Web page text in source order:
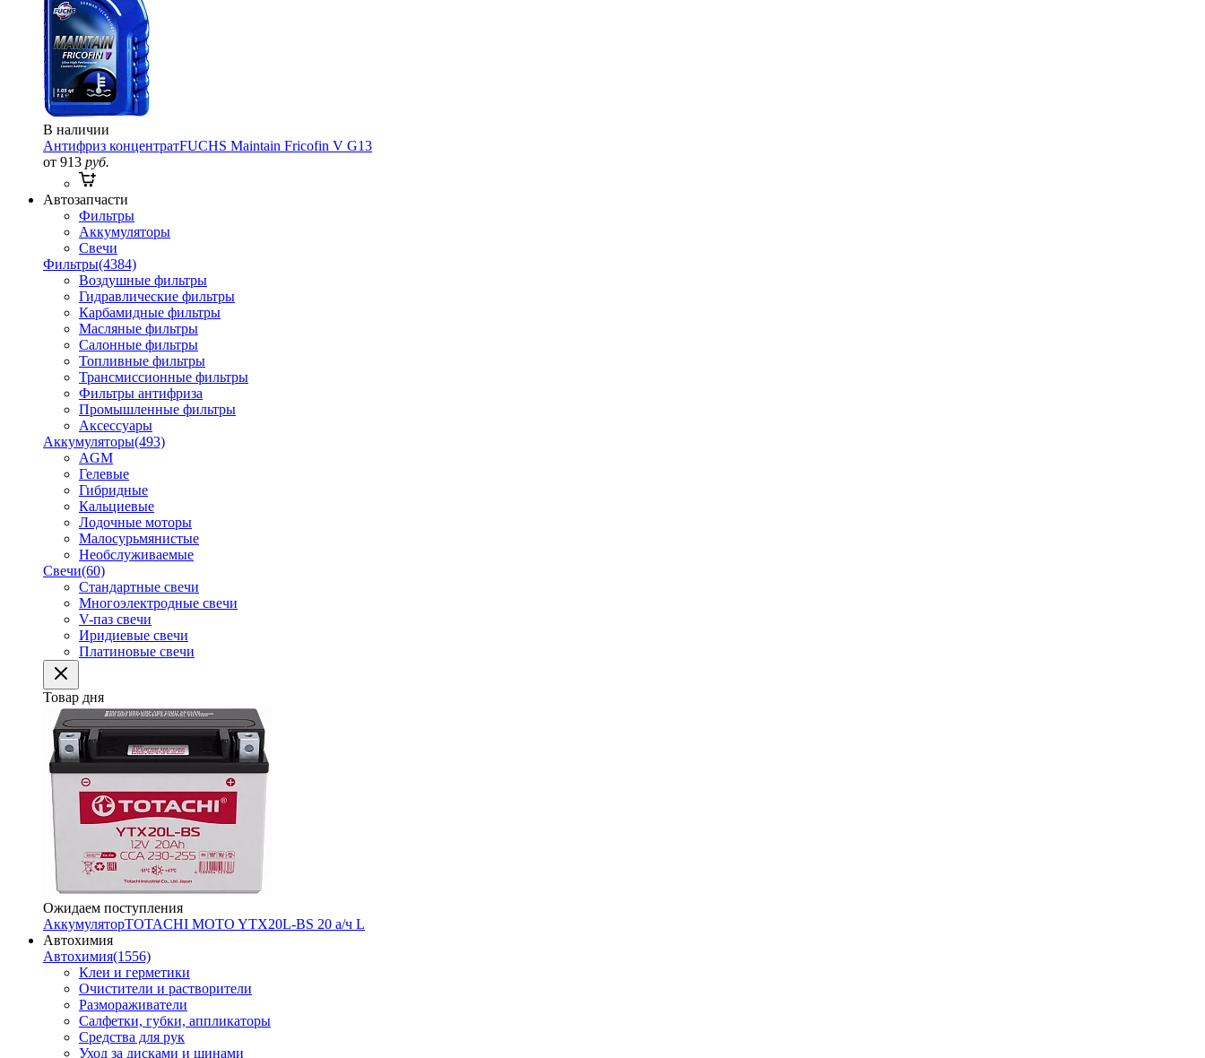
В наличии
Антифриз концентратFUCHS Maintain Fricofin V G13
от 913 руб.
Автозапчасти
Фильтры
Аккумуляторы
Свечи
Фильтры(4384)
Воздушные фильтры
Гидравлические фильтры
Карбамидные фильтры
Масляные фильтры
Салонные фильтры
Топливные фильтры
Трансмиссионные фильтры
Фильтры антифриза
Промышленные фильтры
Аксессуары
Аккумуляторы(493)
AGM
Гелевые
Гибридные
Кальциевые
Лодочные моторы
Малосурьмянистые
Необслуживаемые
Свечи(60)
Стандартные свечи
Многоэлектродные свечи
V-паз свечи
Иридиевые свечи
Платиновые свечи
Товар дня
Ожидаем поступления
АккумуляторTOTACHI MOTO YTX20L-BS 20 а/ч L
Автохимия
Автохимия(1556)
Клеи и герметики
Очистители и растворители
Размораживатели
Салфетки, губки, аппликаторы
Средства для рук
Уход за дисками и шинами